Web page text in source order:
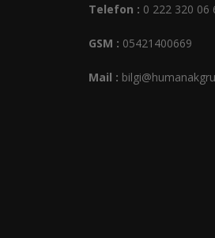
Telefon : 0 222 320 06
GSM : 05421400669
Mail :